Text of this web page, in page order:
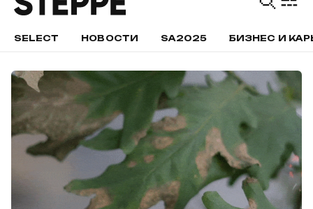
SELECT НОВОСТИ SA2025 БИЗНЕС И